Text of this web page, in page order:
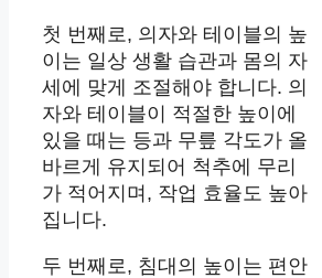
첫 번째로, 의자와 테이블의 높
이는 일상 생활 습관과 몸의 자
세에 맞게 조절해야 합니다. 의
자와 테이블이 적절한 높이에
있을 때는 등과 무릎 각도가 올
바르게 유지되어 척추에 무리
가 적어지며, 작업 효율도 높아
집니다.
두 번째로, 침대의 높이는 편안